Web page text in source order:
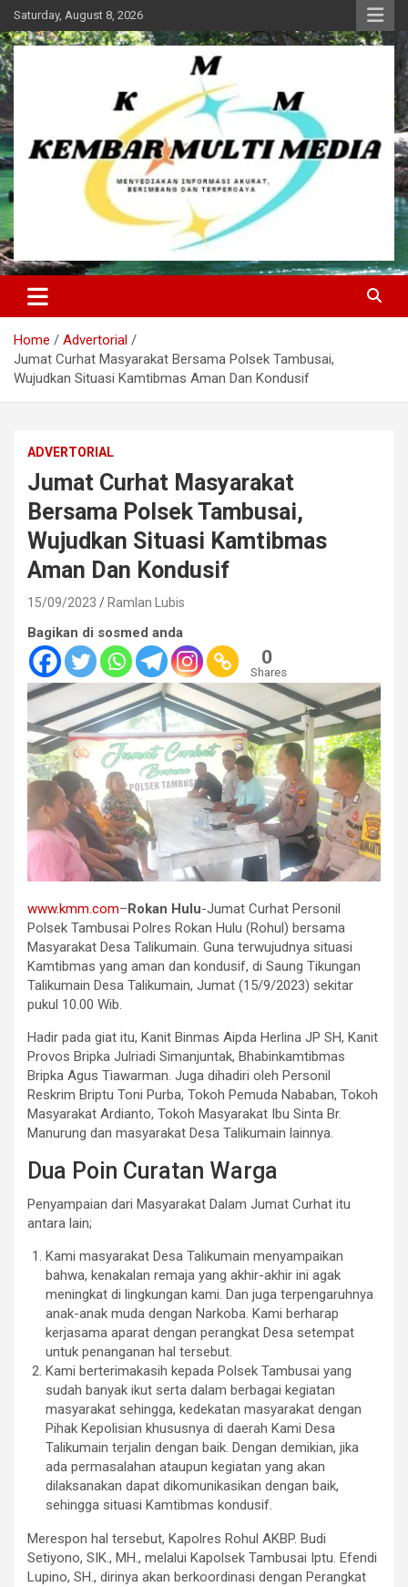
Skip
to
content
Saturday, August 8, 2026
Kembar Multi Media
Home
Advertorial
Jumat Curhat Masyarakat Bersama Polsek Tambusai,
Wujudkan Situasi Kamtibmas Aman Dan Kondusif
ADVERTORIAL
Jumat Curhat Masyarakat
Bersama Polsek Tambusai,
Wujudkan Situasi Kamtibmas
Aman Dan Kondusif
15/09/2023 Ramlan Lubis
Bagikan di sosmed anda
0
Shares
www.kmm.com– Rokan Hulu-Jumat Curhat Personil
Polsek Tambusai Polres Rokan Hulu (Rohul) bersama
Masyarakat Desa Talikumain. Guna terwujudnya situasi
Kamtibmas yang aman dan kondusif, di Saung Tikungan
Talikumain Desa Talikumain, Jumat (15/9/2023) sekitar
pukul 10.00 Wib.
Hadir pada giat itu, Kanit Binmas Aipda Herlina JP SH, Kanit
Provos Bripka Julriadi Simanjuntak, Bhabinkamtibmas
Bripka Agus Tiawarman. Juga dihadiri oleh Personil
Reskrim Briptu Toni Purba, Tokoh Pemuda Nababan, Tokoh
Masyarakat Ardianto, Tokoh Masyarakat Ibu Sinta Br.
Manurung dan masyarakat Desa Talikumain lainnya.
Dua Poin Curatan Warga
Penyampaian dari Masyarakat Dalam Jumat Curhat itu
antara lain;
Kami masyarakat Desa Talikumain menyampaikan
bahwa, kenakalan remaja yang akhir-akhir ini agak
meningkat di lingkungan kami. Dan juga terpengaruhnya
anak-anak muda dengan Narkoba. Kami berharap
kerjasama aparat dengan perangkat Desa setempat
untuk penanganan hal tersebut.
Kami berterimakasih kepada Polsek Tambusai yang
sudah banyak ikut serta dalam berbagai kegiatan
masyarakat sehingga, kedekatan masyarakat dengan
Pihak Kepolisian khususnya di daerah Kami Desa
Talikumain terjalin dengan baik. Dengan demikian, jika
ada permasalahan ataupun kegiatan yang akan
dilaksanakan dapat dikomunikasikan dengan baik,
sehingga situasi Kamtibmas kondusif.
Merespon hal tersebut, Kapolres Rohul AKBP. Budi
Setiyono, SIK., MH., melalui Kapolsek Tambusai Iptu. Efendi
Lupino, SH., dirinya akan berkoordinasi dengan Perangkat